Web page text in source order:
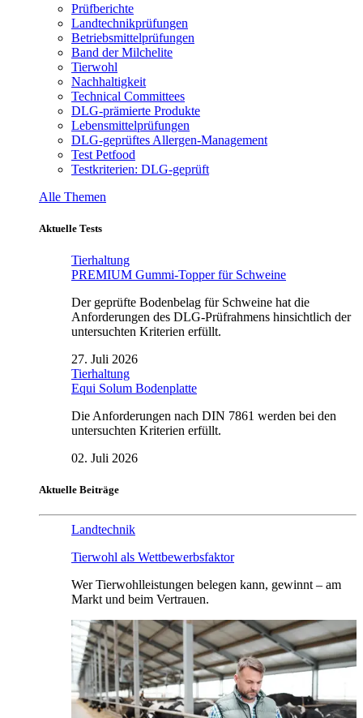
Prüfberichte
Landtechnikprüfungen
Betriebsmittelprüfungen
Band der Milchelite
Tierwohl
Nachhaltigkeit
Technical Committees
DLG-prämierte Produkte
Lebensmittelprüfungen
DLG-geprüftes Allergen-Management
Test Petfood
Testkriterien: DLG-geprüft
Alle Themen
Aktuelle Tests
Tierhaltung
PREMIUM Gummi-Topper für Schweine
Der geprüfte Bodenbelag für Schweine hat die
Anforderungen des DLG-Prüfrahmens hinsichtlich der
untersuchten Kriterien erfüllt.
27. Juli 2026
Tierhaltung
Equi Solum Bodenplatte
Die Anforderungen nach DIN 7861 werden bei den
untersuchten Kriterien erfüllt.
02. Juli 2026
Aktuelle Beiträge
Landtechnik
Tierwohl als Wettbewerbsfaktor
Wer Tierwohlleistungen belegen kann, gewinnt – am
Markt und beim Vertrauen.